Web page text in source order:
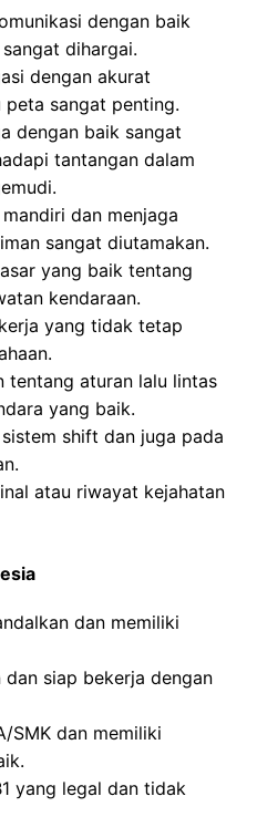
dengan baik
dihargai.
dengan akurat
peta sangat penting.
dengan baik sangat
tantangan dalam
dan menjaga
sangat diutamakan.
yang baik tentang
kendaraan.
yang tidak tetap
tentang aturan lalu lintas
yang baik.
shift dan juga pada
atau riwayat kejahatan
dan memiliki
siap bekerja dengan
SMK dan memiliki
yang legal dan tidak